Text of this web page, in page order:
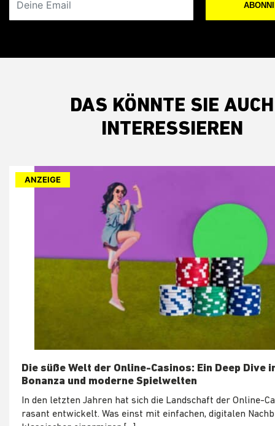
DAS KÖNNTE SIE AUCH
INTERESSIEREN
ANZEIGE
Die süße Welt der Online-Casinos: Ein Deep Dive
Bonanza und moderne Spielwelten
In den letzten Jahren hat sich die Landschaft der Online-
rasant entwickelt. Was einst mit einfachen, digitalen